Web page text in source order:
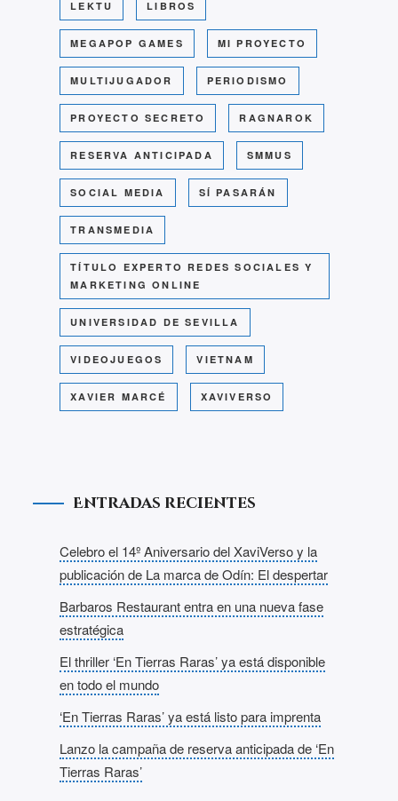
LEKTU LIBROS
MEGAPOP GAMES MI PROYECTO
MULTIJUGADOR PERIODISMO
PROYECTO SECRETO RAGNAROK
RESERVA ANTICIPADA SMMUS
SOCIAL MEDIA SÍ PASARÁN
TRANSMEDIA
TÍTULO EXPERTO REDES SOCIALES Y
MARKETING ONLINE
UNIVERSIDAD DE SEVILLA
VIDEOJUEGOS VIETNAM
XAVIER MARCÉ XAVIVERSO
Entradas recientes
Celebro el 14º Aniversario del XaviVerso y la
publicación de La marca de Odín: El despertar
Barbaros Restaurant entra en una nueva fase
estratégica
El thriller ‘En Tierras Raras’ ya está disponible
en todo el mundo
‘En Tierras Raras’ ya está listo para imprenta
Lanzo la campaña de reserva anticipada de ‘En
Tierras Raras’